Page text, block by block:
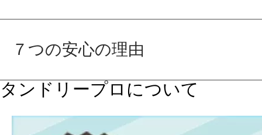
７つの安心の理由
タンドリープロについて